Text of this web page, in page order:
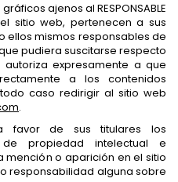
ajenos al RESPONSABLE
sitio web, pertenecen a sus
ellos mismos responsables de
pudiera suscitarse respecto
autoriza expresamente a que
a los contenidos
caso redirigir al sitio web
.
a favor de sus titulares los
de propiedad intelectual e
mención o aparición en el sitio
responsabilidad alguna sobre